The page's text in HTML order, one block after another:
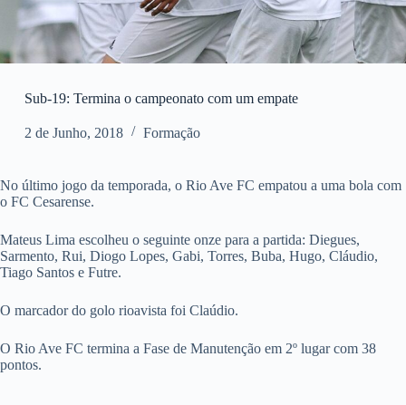
Sub-19: Termina o campeonato com um empate
2 de Junho, 2018 Formação
No último jogo da temporada, o Rio Ave FC empatou a uma bola com
o FC Cesarense.
Mateus Lima escolheu o seguinte onze para a partida: Diegues,
Sarmento, Rui, Diogo Lopes, Gabi, Torres, Buba, Hugo, Cláudio,
Tiago Santos e Futre.
O marcador do golo rioavista foi Claúdio.
O Rio Ave FC termina a Fase de Manutenção em 2º lugar com 38
pontos.